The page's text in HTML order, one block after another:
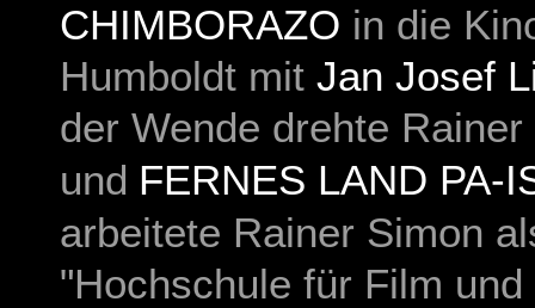
CHIMBORAZO in die
Humboldt mit Jan Josef
der Wende drehte
und FERNES LAND PA-
arbeitete Rainer Simon
"Hochschule für Film